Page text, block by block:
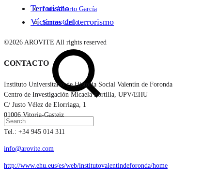
Luis Alberto García
Santos Cirilo
Search
Terrorismo
Víctimas del terrorismo
©2026 AROVITE All rights reserved
CONTACTO
Instituto Universitario de Historia Social Valentín de Foronda
Centro de Investigación Micaela Portilla, UPV/EHU
C/ Justo Vélez de Elorriaga, 1
01006 Vitoria-Gasteiz
Tel.: +34 945 014 311
info@arovite.com
http://www.ehu.eus/es/web/institutovalentindeforonda/home